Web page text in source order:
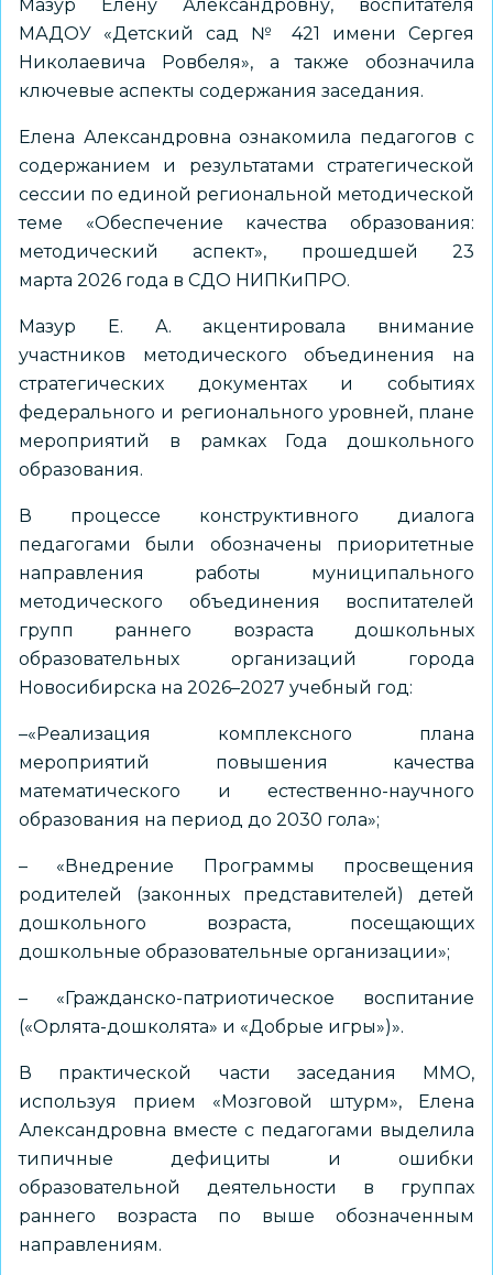
Мазур Елену Александровну, воспитателя
МАДОУ «Детский сад № 421 имени Сергея
Николаевича Ровбеля», а также обозначила
ключевые аспекты содержания заседания.
Елена Александровна ознакомила педагогов с
содержанием и результатами стратегической
сессии по единой региональной методической
теме «Обеспечение качества образования:
методический аспект», прошедшей 23
марта 2026 года в СДО НИПКиПРО.
Мазур Е. А. акцентировала внимание
участников методического объединения на
стратегических документах и событиях
федерального и регионального уровней, плане
мероприятий в рамках Года дошкольного
образования.
В процессе конструктивного диалога
педагогами были обозначены приоритетные
направления работы муниципального
методического объединения воспитателей
групп раннего возраста дошкольных
образовательных организаций города
Новосибирска на 2026–2027 учебный год:
–«Реализация комплексного плана
мероприятий повышения качества
математического и естественно-научного
образования на период до 2030 гола»;
– «Внедрение Программы просвещения
родителей (законных представителей) детей
дошкольного возраста, посещающих
дошкольные образовательные организации»;
– «Гражданско-патриотическое воспитание
(«Орлята-дошколята» и «Добрые игры»)».
В практической части заседания ММО,
используя прием «Мозговой штурм», Елена
Александровна вместе с педагогами выделила
типичные дефициты и ошибки
образовательной деятельности в группах
раннего возраста по выше обозначенным
направлениям.